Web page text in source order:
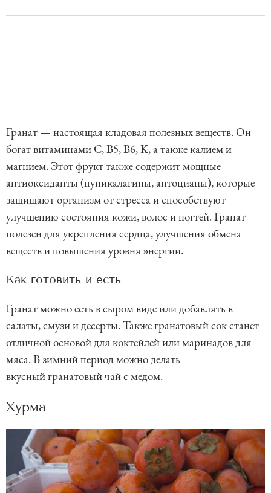
Гранат — настоящая кладовая полезных веществ. Он
богат витаминами C, B5, B6, K, а также калием и
магнием. Этот фрукт также содержит мощные
антиоксиданты (пуникалагины, антоцианы), которые
защищают организм от стресса и способствуют
улучшению состояния кожи, волос и ногтей. Гранат
полезен для укрепления сердца, улучшения обмена
веществ и повышения уровня энергии.
Как готовить и есть
Гранат можно есть в сыром виде или добавлять в
салаты, смузи и десерты. Также гранатовый сок станет
отличной основой для коктейлей или маринадов для
мяса. В зимний период можно делать
вкусный гранатовый чай с медом.
Хурма